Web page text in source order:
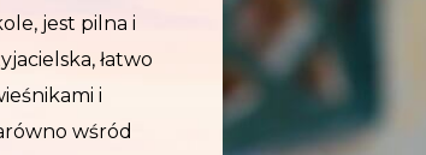
jest pilna i
łatwo
i
wśród